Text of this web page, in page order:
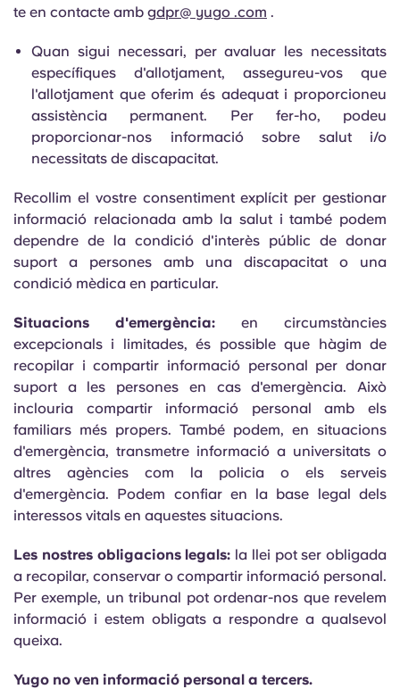
te en contacte amb gdpr@ yugo .com .
Quan sigui necessari, per avaluar les necessitats
específiques d'allotjament, assegureu-vos que
l'allotjament que oferim és adequat i proporcioneu
assistència permanent. Per fer-ho, podeu
proporcionar-nos informació sobre salut i/o
necessitats de discapacitat.
Recollim el vostre consentiment explícit per gestionar
informació relacionada amb la salut i també podem
dependre de la condició d'interès públic de donar
suport a persones amb una discapacitat o una
condició mèdica en particular.
Situacions d'emergència: en circumstàncies
excepcionals i limitades, és possible que hàgim de
recopilar i compartir informació personal per donar
suport a les persones en cas d'emergència. Això
inclouria compartir informació personal amb els
familiars més propers. També podem, en situacions
d'emergència, transmetre informació a universitats o
altres agències com la policia o els serveis
d'emergència. Podem confiar en la base legal dels
interessos vitals en aquestes situacions.
Les nostres obligacions legals: la llei pot ser obligada
a recopilar, conservar o compartir informació personal.
Per exemple, un tribunal pot ordenar-nos que revelem
informació i estem obligats a respondre a qualsevol
queixa.
Yugo no ven informació personal a tercers.